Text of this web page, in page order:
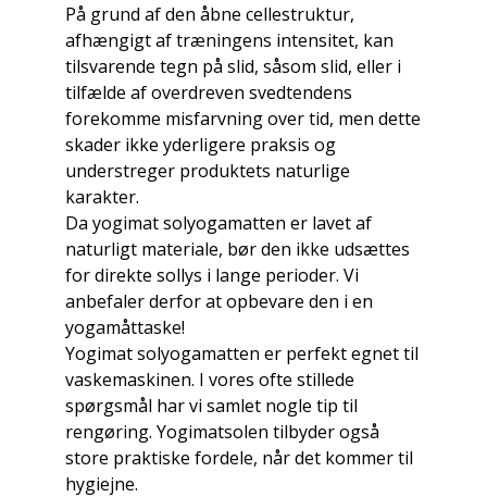
På grund af den åbne cellestruktur,
afhængigt af træningens intensitet, kan
tilsvarende tegn på slid, såsom slid, eller i
tilfælde af overdreven svedtendens
forekomme misfarvning over tid, men dette
skader ikke yderligere praksis og
understreger produktets naturlige
karakter.
Da yogimat solyogamatten er lavet af
naturligt materiale, bør den ikke udsættes
for direkte sollys i lange perioder. Vi
anbefaler derfor at opbevare den i en
yogamåttaske!
Yogimat solyogamatten er perfekt egnet til
vaskemaskinen. I vores ofte stillede
spørgsmål har vi samlet nogle tip til
rengøring. Yogimatsolen tilbyder også
store praktiske fordele, når det kommer til
hygiejne.